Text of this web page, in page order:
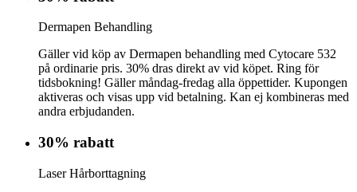
Dermapen Behandling
Gäller vid köp av Dermapen behandling med Cytocare 532
på ordinarie pris. 30% dras direkt av vid köpet. Ring för
tidsbokning! Gäller måndag-fredag alla öppettider. Kupongen
aktiveras och visas upp vid betalning. Kan ej kombineras med
andra erbjudanden.
30% rabatt
Laser Hårborttagning